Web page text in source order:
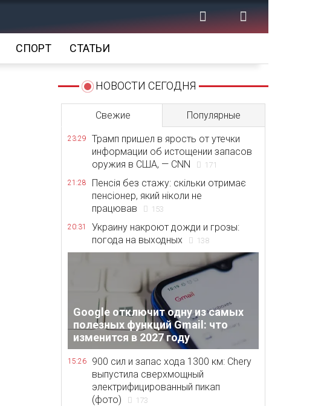
СПОРТ СТАТЬИ
НОВОСТИ СЕГОДНЯ
Свежие Популярные
23:29
Трамп пришел в ярость от утечки
информации об истощении запасов
оружия в США, — CNN
171
21:28
Пенсія без стажу: скільки отримає
пенсіонер, який ніколи не
працював
153
20:31
Украину накроют дожди и грозы:
погода на выходных
138
Google отключит одну из самых
полезных функций Gmail: что
изменится в 2027 году
15:26
900 сил и запас хода 1300 км: Chery
выпустила сверхмощный
электрифицированный пикап
(фото)
173